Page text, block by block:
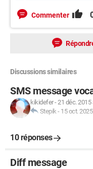
Commenter
Discussions similaires
SMS message
kikidefer-21 déc. 2015
Stepik - 15 oct.
10 réponses
Diff message